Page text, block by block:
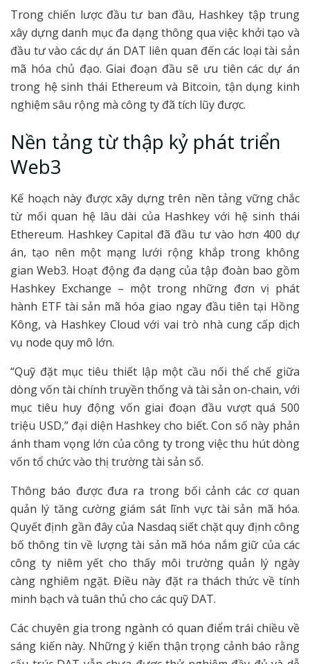
Trong chiến lược đầu tư ban đầu, Hashkey tập trung
xây dựng danh mục đa dạng thông qua việc khởi tạo và
đầu tư vào các dự án DAT liên quan đến các loại tài sản
mã hóa chủ đạo. Giai đoạn đầu sẽ ưu tiên các dự án
trong hệ sinh thái Ethereum và Bitcoin, tận dụng kinh
nghiệm sâu rộng mà công ty đã tích lũy được.
Nền tảng từ thập kỷ phát triển
Web3
Kế hoạch này được xây dựng trên nền tảng vững chắc
từ mối quan hệ lâu dài của Hashkey với hệ sinh thái
Ethereum. Hashkey Capital đã đầu tư vào hơn 400 dự
án, tạo nên một mạng lưới rộng khắp trong không
gian Web3. Hoạt động đa dạng của tập đoàn bao gồm
Hashkey Exchange – một trong những đơn vị phát
hành ETF tài sản mã hóa giao ngay đầu tiên tại Hồng
Kông, và Hashkey Cloud với vai trò nhà cung cấp dịch
vụ node quy mô lớn.
“Quỹ đặt mục tiêu thiết lập một cầu nối thể chế giữa
dòng vốn tài chính truyền thống và tài sản on-chain, với
mục tiêu huy động vốn giai đoạn đầu vượt quá 500
triệu USD,” đại diện Hashkey cho biết. Con số này phản
ánh tham vọng lớn của công ty trong việc thu hút dòng
vốn tổ chức vào thị trường tài sản số.
Thông báo được đưa ra trong bối cảnh các cơ quan
quản lý tăng cường giám sát lĩnh vực tài sản mã hóa.
Quyết định gần đây của Nasdaq siết chặt quy định công
bố thông tin về lượng tài sản mã hóa nắm giữ của các
công ty niêm yết cho thấy môi trường quản lý ngày
càng nghiêm ngặt. Điều này đặt ra thách thức về tính
minh bạch và tuân thủ cho các quỹ DAT.
Các chuyên gia trong ngành có quan điểm trái chiều về
sáng kiến này. Những ý kiến thận trọng cảnh báo rằng